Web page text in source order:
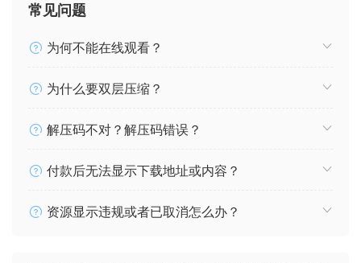
常见问题
为何不能在线观看？
为什么要双层压缩？
解压码不对？解压码错误？
付款后无法显示下载地址或内容？
资源显示违规或者已取消怎么办？